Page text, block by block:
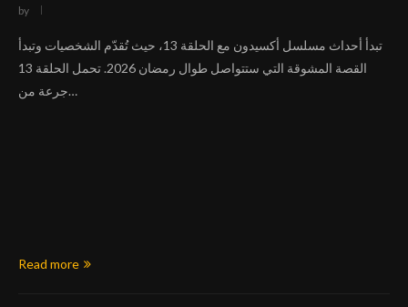
by
تبدأ أحداث مسلسل أكسيدون مع الحلقة 13، حيث تُقدّم الشخصيات وتبدأ
القصة المشوقة التي ستتواصل طوال رمضان 2026. تحمل الحلقة 13
جرعة من…
Read more